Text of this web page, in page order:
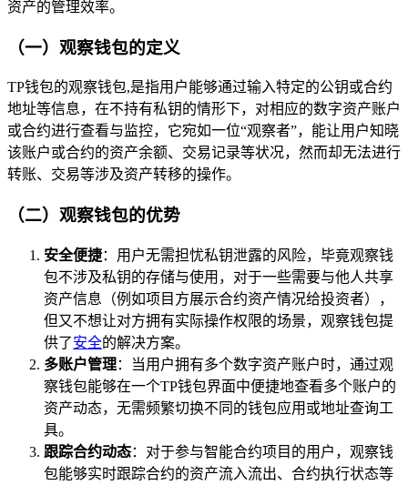
资产的管理效率。
（一）观察钱包的定义
TP钱包的观察钱包,是指用户能够通过输入特定的公钥或合约
地址等信息，在不持有私钥的情形下，对相应的数字资产账户
或合约进行查看与监控，它宛如一位“观察者”，能让用户知晓
该账户或合约的资产余额、交易记录等状况，然而却无法进行
转账、交易等涉及资产转移的操作。
（二）观察钱包的优势
安全便捷：用户无需担忧私钥泄露的风险，毕竟观察钱
包不涉及私钥的存储与使用，对于一些需要与他人共享
资产信息（例如项目方展示合约资产情况给投资者），
但又不想让对方拥有实际操作权限的场景，观察钱包提
供了安全的解决方案。
多账户管理：当用户拥有多个数字资产账户时，通过观
察钱包能够在一个TP钱包界面中便捷地查看多个账户的
资产动态，无需频繁切换不同的钱包应用或地址查询工
具。
跟踪合约动态：对于参与智能合约项目的用户，观察钱
包能够实时跟踪合约的资产流入流出、合约执行状态等